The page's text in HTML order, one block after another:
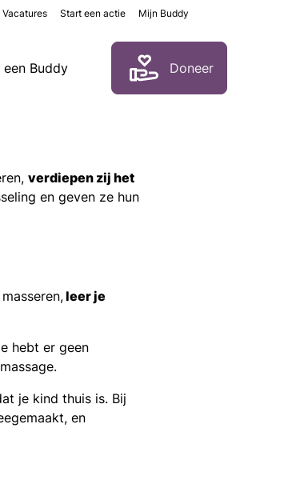
een Buddy Doneer
Vacatures Start een actie Mijn Buddy
verdiepen zij het
en geven ze hun
leer je
hebt er geen
je kind thuis is. Bij
en